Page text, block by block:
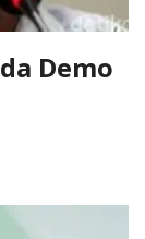
Demo